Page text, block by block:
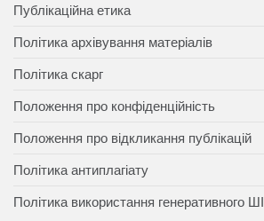
Публікаційна етика
Політика архівування матеріалів
Політика скарг
Положення про конфіденційність
Положення про відкликання публікацій
Політика антиплагіату
Політика використання генеративного ШІ